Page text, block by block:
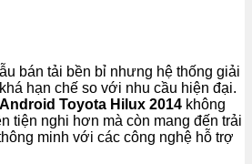
bán tải bền bỉ nhưng hệ thống giải
hạn chế so với nhu cầu hiện đại.
Toyota Hilux 2014 không
tiện nghi hơn mà còn mang đến trải
minh với các công nghệ hỗ trợ